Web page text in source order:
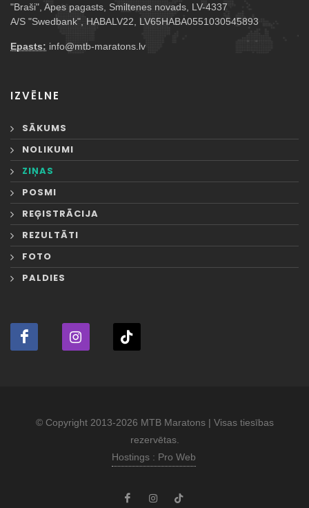
"Braši", Apes pagasts, Smiltenes novads, LV-4337
A/S "Swedbank", HABALV22, LV65HABA0551030545893
Epasts: info@mtb-maratons.lv
IZVĒLNE
SĀKUMS
NOLIKUMI
ZIŅAS
POSMI
REĢISTRĀCIJA
REZULTĀTI
FOTO
PALDIES
© Copyright 2013-2026 MTB Maratons | Visas tiesības
rezervētas.
Hostings : Pro Web